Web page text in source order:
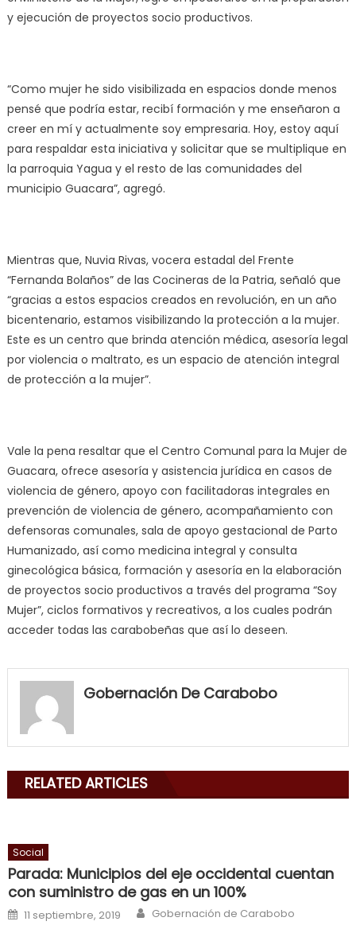
y ejecución de proyectos socio productivos.
“Como mujer he sido visibilizada en espacios donde menos
pensé que podría estar, recibí formación y me enseñaron a
creer en mí y actualmente soy empresaria. Hoy, estoy aquí
para respaldar esta iniciativa y solicitar que se multiplique en
la parroquia Yagua y el resto de las comunidades del
municipio Guacara”, agregó.
Mientras que, Nuvia Rivas, vocera estadal del Frente
“Fernanda Bolaños” de las Cocineras de la Patria, señaló que
“gracias a estos espacios creados en revolución, en un año
bicentenario, estamos visibilizando la protección a la mujer.
Este es un centro que brinda atención médica, asesoría legal
por violencia o maltrato, es un espacio de atención integral
de protección a la mujer”.
Vale la pena resaltar que el Centro Comunal para la Mujer de
Guacara, ofrece asesoría y asistencia jurídica en casos de
violencia de género, apoyo con facilitadoras integrales en
prevención de violencia de género, acompañamiento con
defensoras comunales, sala de apoyo gestacional de Parto
Humanizado, así como medicina integral y consulta
ginecológica básica, formación y asesoría en la elaboración
de proyectos socio productivos a través del programa “Soy
Mujer”, ciclos formativos y recreativos, a los cuales podrán
acceder todas las carabobeñas que así lo deseen.
my
neighbor
mouth
will
smith
is
cuckold,
Gobernación De Carabobo
RELATED ARTICLES
Social
Parada: Municipios del eje occidental cuentan
con suministro de gas en un 100%
Posted on
11 septiembre, 2019 Author
Gobernación de Carabobo